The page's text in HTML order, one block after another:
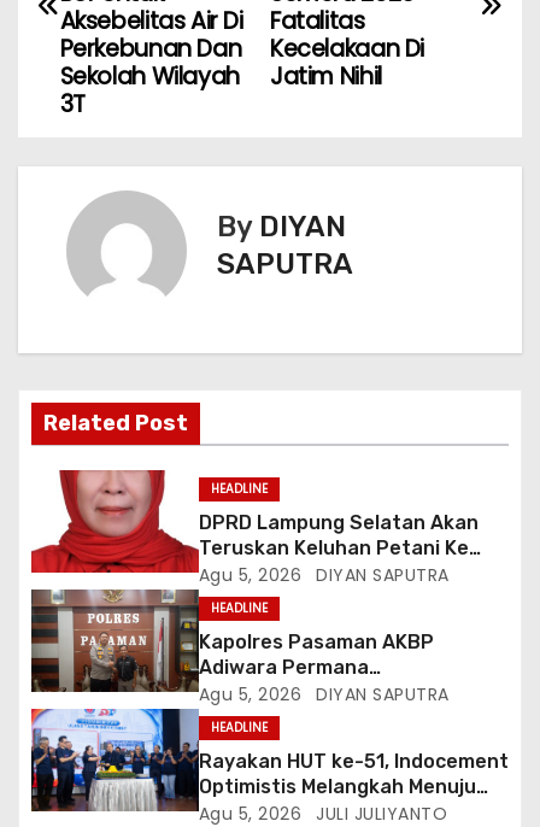
Fatalitas
Kecelakaan Di
Jatim Nihil
Aksebelitas Air Di
Perkebunan Dan
Sekolah Wilayah
3T
By DIYAN
SAPUTRA
Related Post
HEADLINE
DPRD Lampung Selatan Akan
Teruskan Keluhan Petani Ke
Dinas Terkait, Minta Audit
Penyaluran Pupuk Bersubsidi Di
Desa Budi Lestari
Agu 5, 2026 DIYAN SAPUTRA
HEADLINE
Kapolres Pasaman AKBP
Adiwara Permana
Anggawisastra S.I.K. Sambut
Kedatangan Kepala Cakrawala
Tv Sumatera Barat
Agu 5, 2026 DIYAN SAPUTRA
HEADLINE
Rayakan HUT ke-51, Indocement
Optimistis Melangkah Menuju
Masa Depan Lebih Hijau
Agu 5, 2026 JULI JULIYANTO